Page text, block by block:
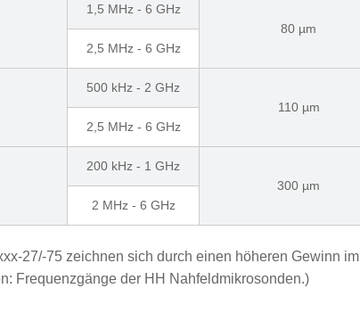
1,5 MHz - 6 GHz
80 µm
2,5 MHz - 6 GHz
500 kHz - 2 GHz
110 µm
2,5 MHz - 6 GHz
200 kHz - 1 GHz
300 µm
2 MHz - 6 GHz
27/-75 zeichnen sich durch einen höheren Gewinn im
Frequenzgänge der HH Nahfeldmikrosonden.)